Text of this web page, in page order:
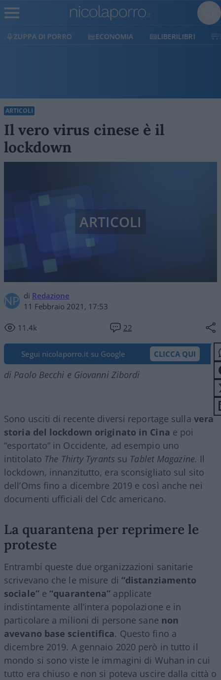
ECONOMIA LIBERILIBRI SHOP SOSTIENICI
ARTICOLI
Il vero virus cinese è il
lockdown
di Redazione
11 Febbraio 2021, 17:53
11.4k 22
ARTICOLI
Segui nicolaporro.it su Google CLICCA QUI
di Paolo Becchi e Giovanni Zibordi
Sono usciti di recente diversi reportage sulla vera
storia del lockdown originato in Cina e poi
“esportato” in Occidente, ad esempio uno
intitolato The Thirty Tyrants su Tablet Magazine. Il
lockdown, innanzitutto, era sconsigliato sul sito
dell’Oms fino a dicembre 2019 e così anche nei
documenti ufficiali del Cdc americano.
La quarantena per reprimere le
proteste
Entrambi queste due organizzazioni sanitarie
scrivevano che le misure di “distanziamento
sociale”e“quarantena” applicate
indistintamente all’intera popolazione e in
particolare a milioni di persone sane non
avevano base scientifica. Questo fino a
dicembre 2019. A gennaio 2020 però in tutto il
mondo si sono viste le immagini di Wuhan in cui
tutto era chiuso e non si poteva uscire dalla città o